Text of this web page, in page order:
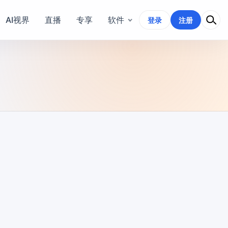
AI视界 直播 专享 软件 登录 注册